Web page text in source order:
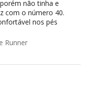
não tinha e
com o número 40.
nos pés
Runner